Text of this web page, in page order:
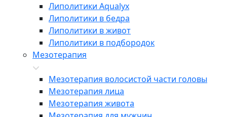
Липолитики Aqualyx
Липолитики в бедра
Липолитики в живот
Липолитики в подбородок
Мезотерапия
Мезотерапия волосистой части головы
Мезотерапия лица
Мезотерапия живота